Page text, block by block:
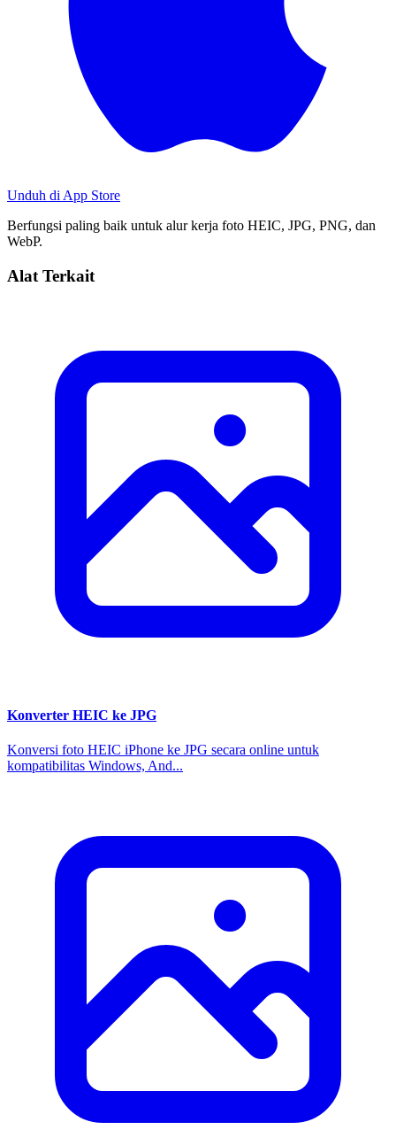
Unduh di App Store
Berfungsi paling baik untuk alur kerja foto HEIC, JPG, PNG, dan
WebP.
Alat Terkait
Konverter HEIC ke JPG
Konversi foto HEIC iPhone ke JPG secara online untuk
kompatibilitas Windows, And...